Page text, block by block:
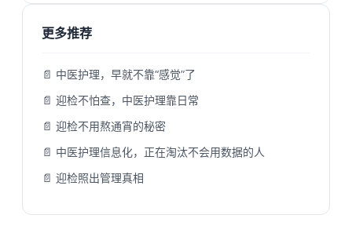
更多推荐
📄 中医护理，早就不靠“感觉”了
📄 迎检不怕查，中医护理靠日常
📄 迎检不用熬通宵的秘密
📄 中医护理信息化，正在淘汰不会用数据的人
📄 迎检照出管理真相